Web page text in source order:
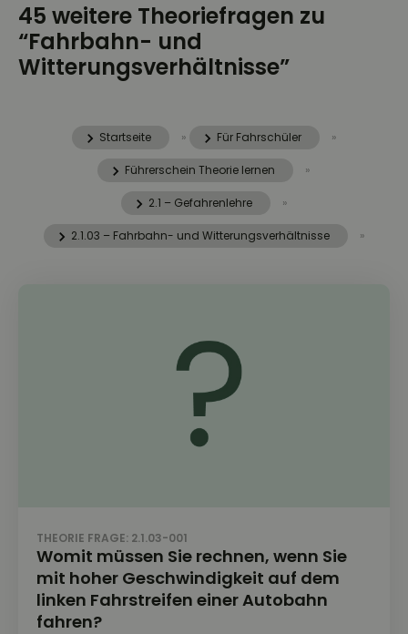
45 weitere Theoriefragen zu
“Fahrbahn- und
Witterungsverhältnisse”
Startseite » Für Fahrschüler »
Führerschein Theorie lernen »
2.1 – Gefahrenlehre »
2.1.03 – Fahrbahn- und Witterungsverhältnisse »
THEORIE FRAGE: 2.1.03-001
Womit müssen Sie rechnen, wenn Sie
mit hoher Geschwindigkeit auf dem
linken Fahrstreifen einer Autobahn
fahren?